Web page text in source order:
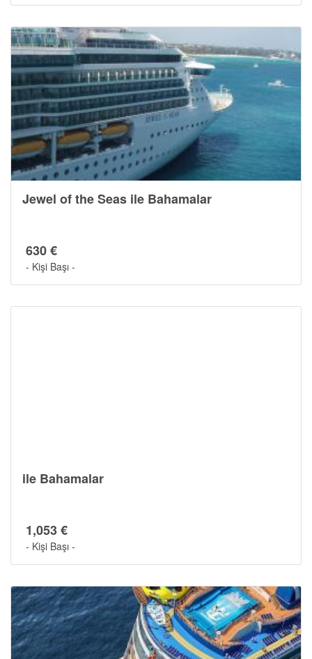
Jewel of the Seas ile Bahamalar
630 €
- Kişi Başı -
ile Bahamalar
1,053 €
- Kişi Başı -